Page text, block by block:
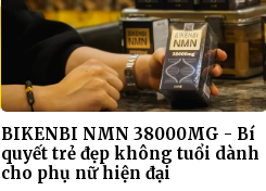
BIKENBI NMN 38000MG - Bí
quyết trẻ đẹp không tuổi dành
cho phụ nữ hiện đại